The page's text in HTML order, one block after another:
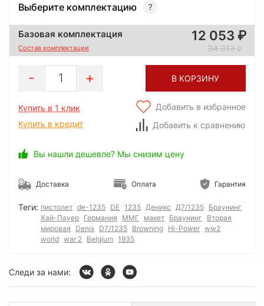
Выберите комплектацию
Базовая комплектация
Состав комплектации
12 053
34 313
1 В КОРЗИНУ
Купить в 1 клик
Купить в кредит
Добавить в избранное
Добавить к сравнению
Вы нашли дешевле? Мы снизим цену
Доставка Оплата Гарантия
Теги: пистолет de-1235 DE 1235 Деникс Д7/1235 Браунинг
Хай-Пауер Германия ММГ макет Браунинг
Вторая
мировая
Denix D7/1235 Browning Hi-Power ww2
world war 2 Belgium 1935
Следи за нами: